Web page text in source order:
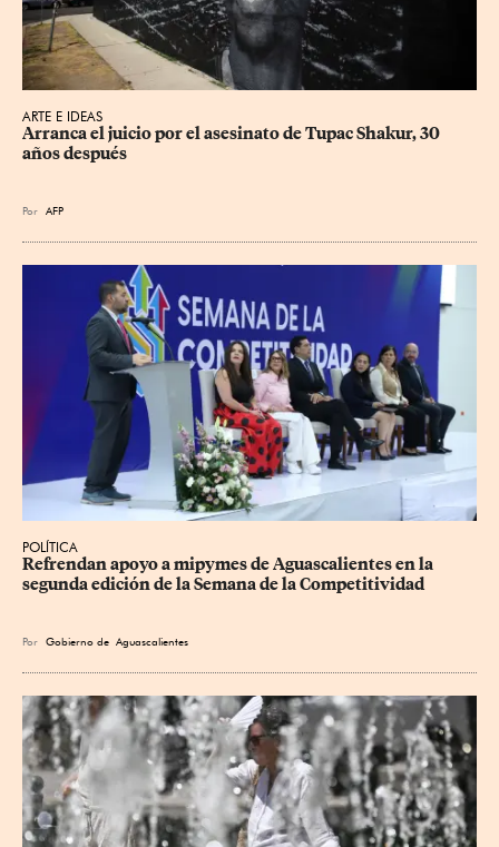
ARTE E IDEAS
Arranca el juicio por el asesinato de Tupac Shakur, 30
años después
Por AFP
POLÍTICA
Refrendan apoyo a mipymes de Aguascalientes en la
segunda edición de la Semana de la Competitividad
Por Gobierno de Aguascalientes